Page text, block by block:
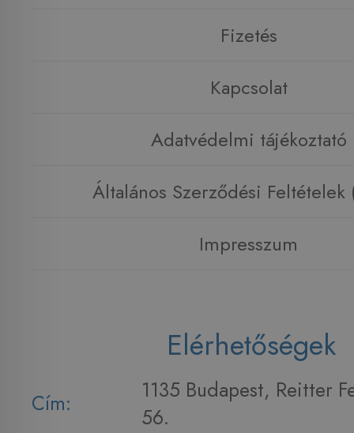
Fizetés
Kapcsolat
Adatvédelmi tájékoztató
Általános Szerződési Feltételek
Impresszum
Elérhetőségek
Cím:
1135 Budapest, Reitter
56.